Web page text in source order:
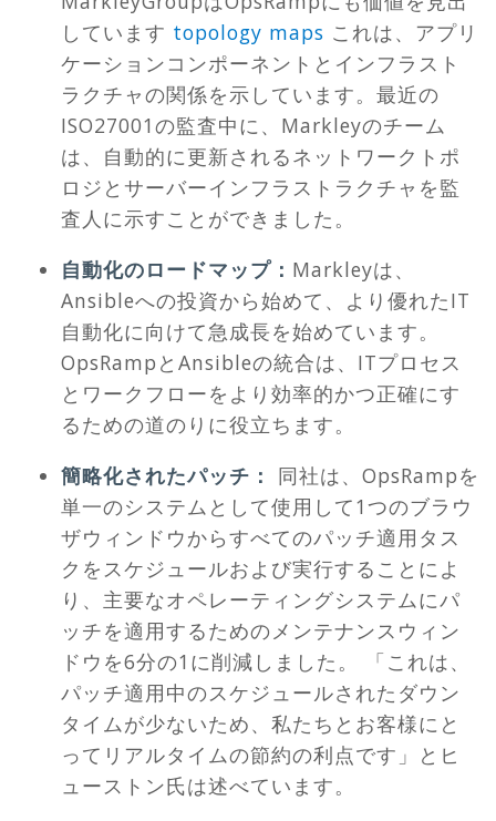
しています topology maps これは、アプリ
ケーションコンポーネントとインフラスト
ラクチャの関係を示しています。最近の
ISO27001の監査中に、Markleyのチーム
は、自動的に更新されるネットワークトポ
ロジとサーバーインフラストラクチャを監
査人に示すことができました。
自動化のロードマップ： Markleyは、
Ansibleへの投資から始めて、より優れたIT
自動化に向けて急成長を始めています。
OpsRampとAnsibleの統合は、ITプロセス
とワークフローをより効率的かつ正確にす
るための道のりに役立ちます。
簡略化されたパッチ： 同社は、OpsRampを
単一のシステムとして使用して1つのブラウ
ザウィンドウからすべてのパッチ適用タス
クをスケジュールおよび実行することによ
り、主要なオペレーティングシステムにパ
ッチを適用するためのメンテナンスウィン
ドウを6分の1に削減しました。 「これは、
パッチ適用中のスケジュールされたダウン
タイムが少ないため、私たちとお客様にと
ってリアルタイムの節約の利点です」とヒ
ューストン氏は述べています。